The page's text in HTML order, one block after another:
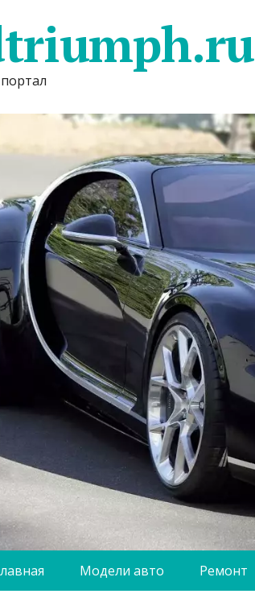
Модели авто Ремонт